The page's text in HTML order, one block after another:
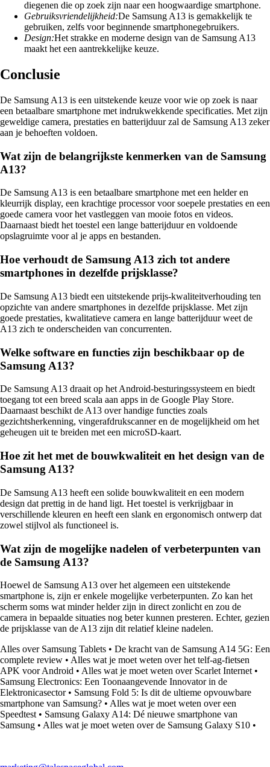
diegenen die op zoek zijn naar een hoogwaardige smartphone.
Gebruiksvriendelijkheid:De Samsung A13 is gemakkelijk te
gebruiken, zelfs voor beginnende smartphonegebruikers.
Design:Het strakke en moderne design van de Samsung A13
maakt het een aantrekkelijke keuze.
Conclusie
De Samsung A13 is een uitstekende keuze voor wie op zoek is naar
een betaalbare smartphone met indrukwekkende specificaties. Met zijn
geweldige camera, prestaties en batterijduur zal de Samsung A13 zeker
aan je behoeften voldoen.
Wat zijn de belangrijkste kenmerken van de Samsung
A13?
De Samsung A13 is een betaalbare smartphone met een helder en
kleurrijk display, een krachtige processor voor soepele prestaties en een
goede camera voor het vastleggen van mooie fotos en videos.
Daarnaast biedt het toestel een lange batterijduur en voldoende
opslagruimte voor al je apps en bestanden.
Hoe verhoudt de Samsung A13 zich tot andere
smartphones in dezelfde prijsklasse?
De Samsung A13 biedt een uitstekende prijs-kwaliteitverhouding ten
opzichte van andere smartphones in dezelfde prijsklasse. Met zijn
goede prestaties, kwalitatieve camera en lange batterijduur weet de
A13 zich te onderscheiden van concurrenten.
Welke software en functies zijn beschikbaar op de
Samsung A13?
De Samsung A13 draait op het Android-besturingssysteem en biedt
toegang tot een breed scala aan apps in de Google Play Store.
Daarnaast beschikt de A13 over handige functies zoals
gezichtsherkenning, vingerafdrukscanner en de mogelijkheid om het
geheugen uit te breiden met een microSD-kaart.
Hoe zit het met de bouwkwaliteit en het design van de
Samsung A13?
De Samsung A13 heeft een solide bouwkwaliteit en een modern
design dat prettig in de hand ligt. Het toestel is verkrijgbaar in
verschillende kleuren en heeft een slank en ergonomisch ontwerp dat
zowel stijlvol als functioneel is.
Wat zijn de mogelijke nadelen of verbeterpunten van
de Samsung A13?
Hoewel de Samsung A13 over het algemeen een uitstekende
smartphone is, zijn er enkele mogelijke verbeterpunten. Zo kan het
scherm soms wat minder helder zijn in direct zonlicht en zou de
camera in bepaalde situaties nog beter kunnen presteren. Echter, gezien
de prijsklasse van de A13 zijn dit relatief kleine nadelen.
Alles over Samsung Tablets • De kracht van de Samsung A14 5G: Een
complete review • Alles wat je moet weten over het telf-ag-fietsen
APK voor Android • Alles wat je moet weten over Scarlet Internet •
Samsung Electronics: Een Toonaangevende Innovator in de
Elektronicasector• Samsung Fold 5: Is dit de ultieme opvouwbare
smartphone van Samsung? • Alles wat je moet weten over een
Speedtest • Samsung Galaxy A14: Dé nieuwe smartphone van
Samsung • Alles wat je moet weten over de Samsung Galaxy S10 •